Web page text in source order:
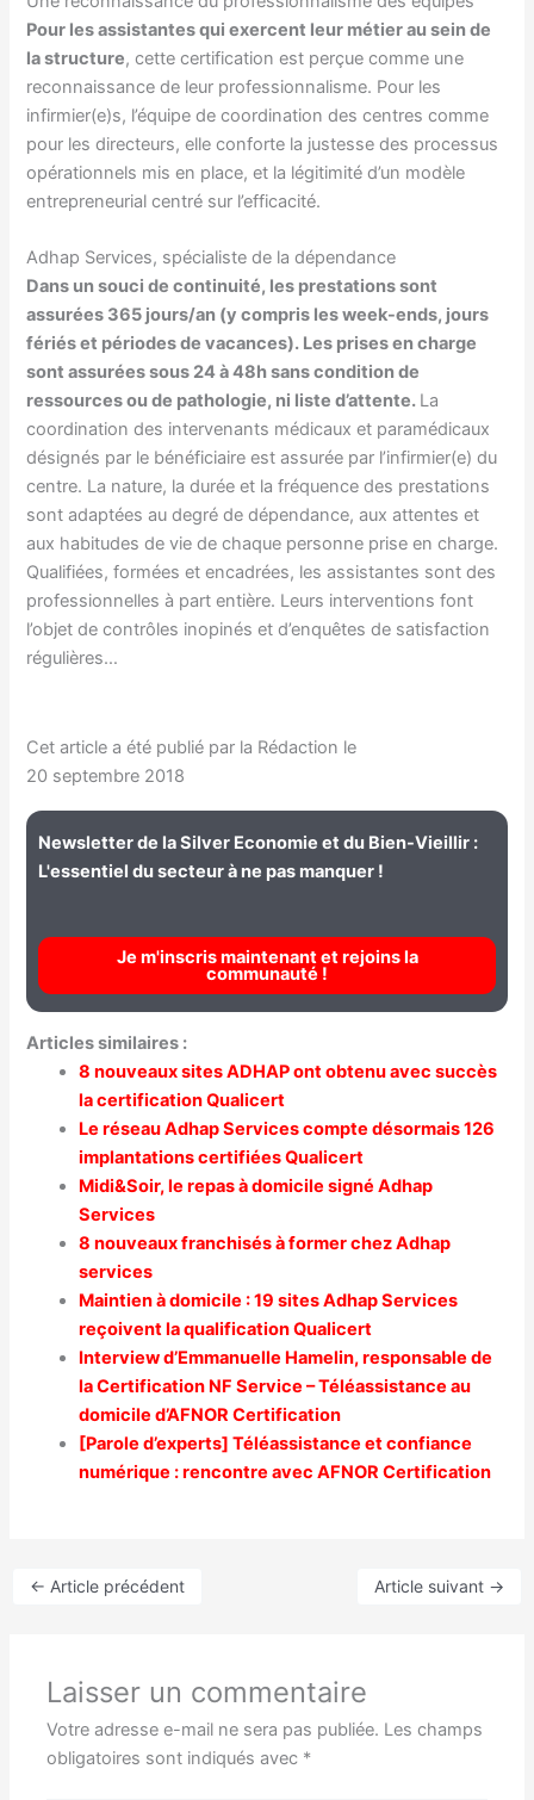
Pour les assistantes qui exercent leur métier au sein de
la structure, cette certification est perçue comme une
reconnaissance de leur professionnalisme. Pour les
infirmier(e)s, l’équipe de coordination des centres comme
pour les directeurs, elle conforte la justesse des processus
opérationnels mis en place, et la légitimité d’un modèle
entrepreneurial centré sur l’efficacité.
Adhap Services, spécialiste de la dépendance
Dans un souci de continuité, les prestations sont
assurées 365 jours/an (y compris les week-ends, jours
fériés et périodes de vacances). Les prises en charge
sont assurées sous 24 à 48h sans condition de
ressources ou de pathologie, ni liste d’attente. La
coordination des intervenants médicaux et paramédicaux
désignés par le bénéficiaire est assurée par l’infirmier(e) du
centre. La nature, la durée et la fréquence des prestations
sont adaptées au degré de dépendance, aux attentes et
aux habitudes de vie de chaque personne prise en charge.
Qualifiées, formées et encadrées, les assistantes sont des
professionnelles à part entière. Leurs interventions font
l’objet de contrôles inopinés et d’enquêtes de satisfaction
régulières…
Cet article a été publié par la Rédaction le
20 septembre 2018
Newsletter de la Silver Economie et du Bien-Vieillir :
L'essentiel du secteur à ne pas manquer !
Je m'inscris maintenant et rejoins la
communauté !
Articles similaires :
8 nouveaux sites ADHAP ont obtenu avec succès
la certification Qualicert
Le réseau Adhap Services compte désormais 126
implantations certifiées Qualicert
Midi&Soir, le repas à domicile signé Adhap
Services
8 nouveaux franchisés à former chez Adhap
services
Maintien à domicile : 19 sites Adhap Services
reçoivent la qualification Qualicert
Interview d’Emmanuelle Hamelin, responsable de
la Certification NF Service – Téléassistance au
domicile d’AFNOR Certification
[Parole d’experts] Téléassistance et confiance
numérique : rencontre avec AFNOR Certification
← Article précédent Article suivant →
Laisser un commentaire
Votre adresse e-mail ne sera pas publiée. Les champs
obligatoires sont indiqués avec *